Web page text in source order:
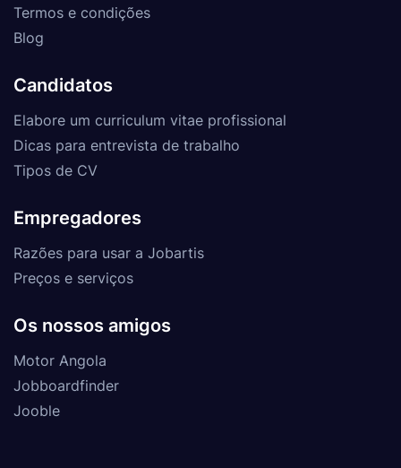
Termos e condições
Blog
Candidatos
Elabore um curriculum vitae profissional
Dicas para entrevista de trabalho
Tipos de CV
Empregadores
Razões para usar a Jobartis
Preços e serviços
Os nossos amigos
Motor Angola
Jobboardfinder
Jooble